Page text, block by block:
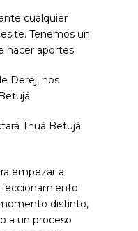
cualquier
Tenemos un
hacer aportes.
Derej, nos
Tnuá Betujá
empezar a
distinto,
a un proceso